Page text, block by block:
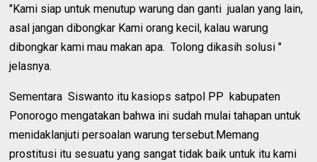
"Kami siap untuk menutup warung dan ganti jualan yang lain,
asal jangan dibongkar Kami orang kecil, kalau warung
dibongkar kami mau makan apa. Tolong dikasih solusi "
jelasnya.
Sementara Siswanto itu kasiops satpol PP kabupaten
Ponorogo mengatakan bahwa ini sudah mulai tahapan untuk
menidaklanjuti persoalan warung tersebut.Memang
prostitusi itu sesuatu yang sangat tidak baik untuk itu kami